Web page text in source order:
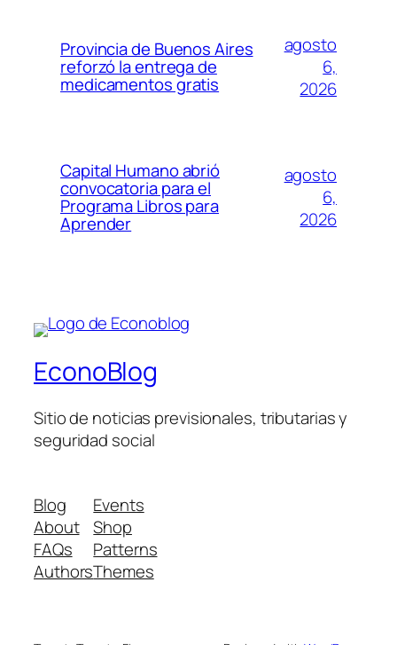
Provincia de Buenos Aires
reforzó la entrega de
medicamentos gratis
agosto
6,
2026
Capital Humano abrió
convocatoria para el
Programa Libros para
Aprender
agosto
6,
2026
EconoBlog
Sitio de noticias previsionales, tributarias y
seguridad social
Blog
About
FAQs
Authors
Events
Shop
Patterns
Themes